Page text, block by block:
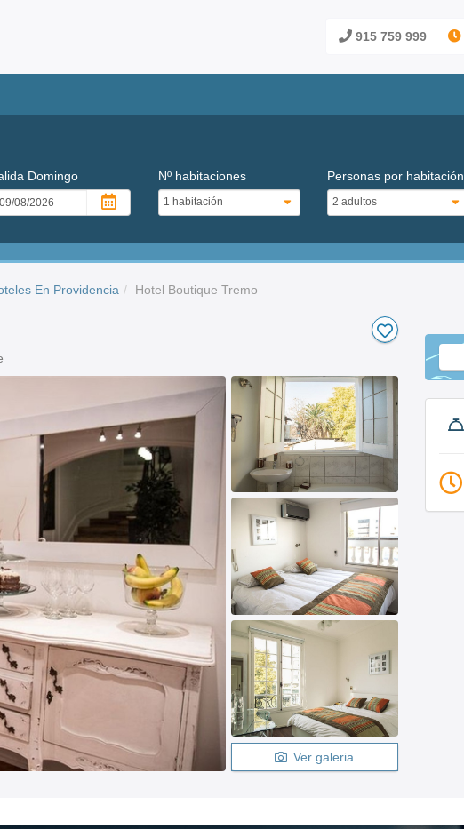
915 759 999
Domingo Nº habitaciones Personas por habitación
En Providencia Hotel Boutique Tremo
Ver galeria